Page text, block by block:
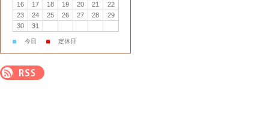
16
17 18 19 20 21
22
23
24 25 26 27 28
29
30
31
■ 今日 ■ 定休日